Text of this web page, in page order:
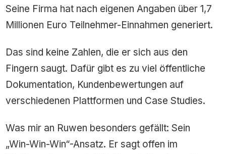
Seine Firma hat nach eigenen Angaben über 1,7
Millionen Euro Teilnehmer-Einnahmen generiert.
Das sind keine Zahlen, die er sich aus den
Fingern saugt. Dafür gibt es zu viel öffentliche
Dokumentation, Kundenbewertungen auf
verschiedenen Plattformen und Case Studies.
Was mir an Ruwen besonders gefällt: Sein
„Win-Win-Win“-Ansatz. Er sagt offen im